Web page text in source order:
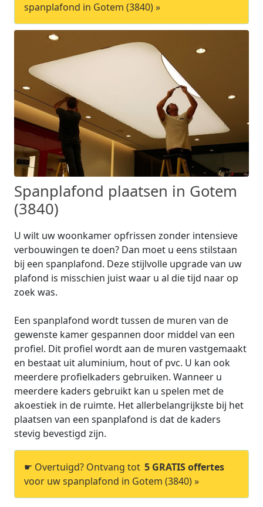
spanplafond in Gotem (3840) »
Spanplafond plaatsen in Gotem
(3840)
U wilt uw woonkamer opfrissen zonder intensieve
verbouwingen te doen? Dan moet u eens stilstaan
bij een spanplafond. Deze stijlvolle upgrade van uw
plafond is misschien juist waar u al die tijd naar op
zoek was.
Een spanplafond wordt tussen de muren van de
gewenste kamer gespannen door middel van een
profiel. Dit profiel wordt aan de muren vastgemaakt
en bestaat uit aluminium, hout of pvc. U kan ook
meerdere profielkaders gebruiken. Wanneer u
meerdere kaders gebruikt kan u spelen met de
akoestiek in de ruimte. Het allerbelangrijkste bij het
plaatsen van een spanplafond is dat de kaders
stevig bevestigd zijn.
☛ Overtuigd? Ontvang tot 5 GRATIS offertes
voor uw spanplafond in Gotem (3840) »